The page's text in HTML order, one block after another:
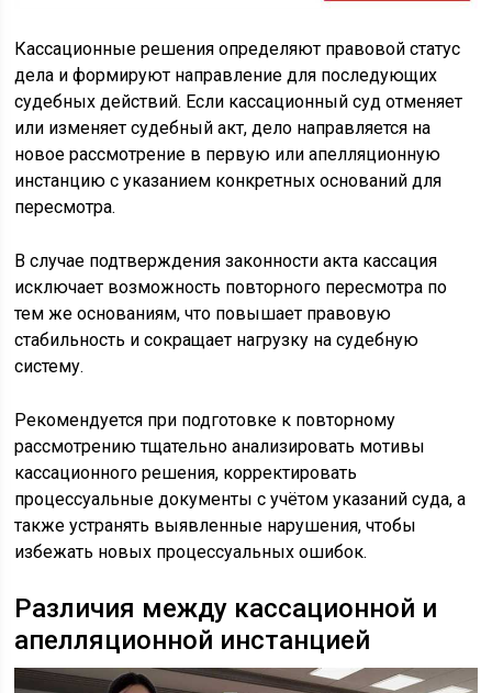
Кассационные решения определяют правовой статус
дела и формируют направление для последующих
судебных действий. Если кассационный суд отменяет
или изменяет судебный акт, дело направляется на
новое рассмотрение в первую или апелляционную
инстанцию с указанием конкретных оснований для
пересмотра.
В случае подтверждения законности акта кассация
исключает возможность повторного пересмотра по
тем же основаниям, что повышает правовую
стабильность и сокращает нагрузку на судебную
систему.
Рекомендуется при подготовке к повторному
рассмотрению тщательно анализировать мотивы
кассационного решения, корректировать
процессуальные документы с учётом указаний суда, а
также устранять выявленные нарушения, чтобы
избежать новых процессуальных ошибок.
Различия между кассационной и
апелляционной инстанцией